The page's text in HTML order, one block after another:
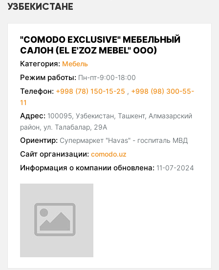
УЗБЕКИСТАНЕ
"COMODO EXCLUSIVE" МЕБЕЛЬНЫЙ
САЛОН (EL E'ZOZ MEBEL" ООО)
Категория: Мебель
Режим работы: Пн-пт-9:00-18:00
Телефон: +998 (78) 150-15-25 , +998 (98) 300-55-
11
Адрес: 100095, Узбекистан, Ташкент, Алмазарский
район, ул. Талабалар, 29А
Ориентир: Супермаркет "Havas" - госпиталь МВД
Сайт организации: comodo.uz
Информация о компании обновлена: 11-07-2024